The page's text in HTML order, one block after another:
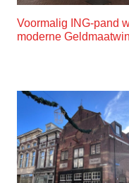
Voormalig ING-pand
moderne